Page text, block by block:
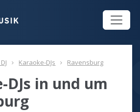
Karaoke-DJs Ravensburg
DJs in und um